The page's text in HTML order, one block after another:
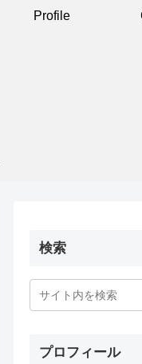
Profile
検索
プロフィール